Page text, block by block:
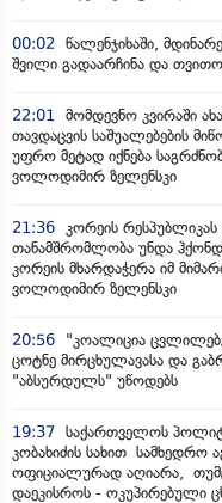
00:02
წალენჯიხაში,
შვილი გადაარჩინა და
22:01
მომდევნო კვირაში
თავდაცვის საშუალებების
უფრო მეტად იქნება
ვოლოდიმირ ზელენსკი
21:36
კორეის
თანამშრომლობა უნდა
კორეის მხარდაჭერა იმ
ვოლოდიმირ ზელენსკი
20:56
"კოალიცია
ცოტნე მირცხულავასა და
"აბსურდულს" უწოდებს
19:37 საქართველოს
კობახიძის სახით სამხედრო
ოფიციალურად აღიარა,
დაეკისროს - ოკუპირებული